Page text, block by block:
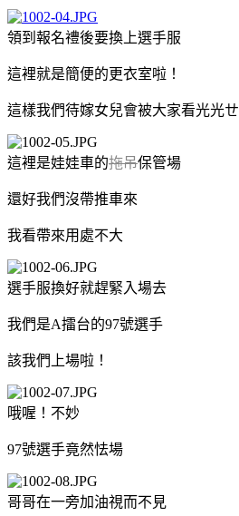
領到報名禮後要換上選手服
這裡就是簡便的更衣室啦！
這樣我們待嫁女兒會被大家看光光ㄝ
這裡是娃娃車的拖吊保管場
還好我們沒帶推車來
我看帶來用處不大
選手服換好就趕緊入場去
我們是A擂台的97號選手
該我們上場啦！
哦喔！不妙
97號選手竟然怯場
哥哥在一旁加油視而不見